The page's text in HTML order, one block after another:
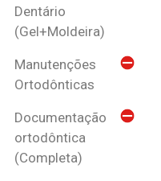
Dentário
(Gel+Moldeira)
Manutenções
Ortodônticas
Documentação
ortodôntica
(Completa)